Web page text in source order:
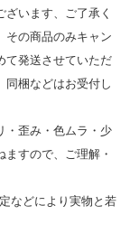
います、ご了承く
その商品のみキャン
て発送させていただ
同梱などはお受付し
・歪み・色ムラ・少
すので、ご理解・
などにより実物と若